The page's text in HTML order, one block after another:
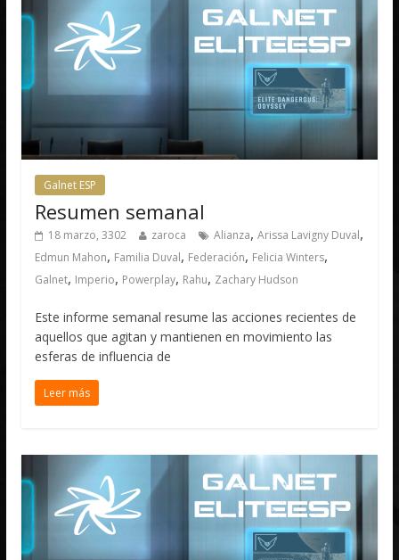
Galnet ESP
Resumen semanal
18 marzo, 3302 zaroca Alianza,Arissa Lavigny Duval,
Edmun Mahon, Familia Duval, Federación, Felicia Winters,
Galnet, Imperio, Powerplay, Rahu, Zachary Hudson
Este informe semanal resume las acciones recientes de
aquellos que agitan y mantienen en movimiento las
esferas de influencia de
Leer más